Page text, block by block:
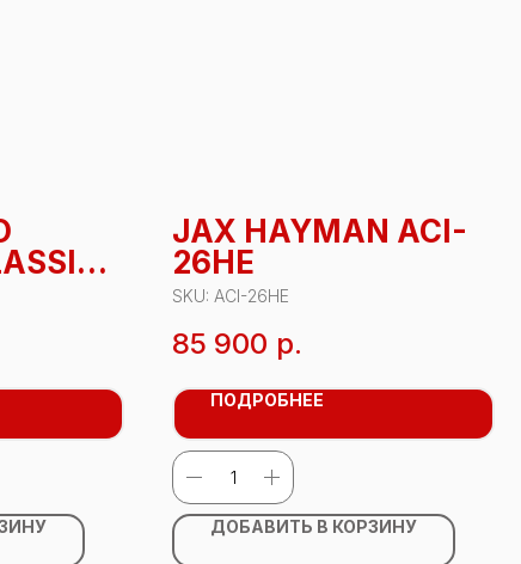
JAX HAYMAN ACI-
26HE
SKU: ACI-26HE
85 900 р.
ПОДРОБНЕЕ
ДОБАВИТЬ В КОРЗИНУ